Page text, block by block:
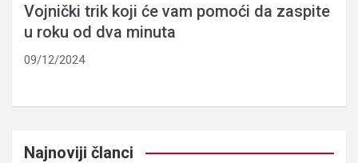
Vojnički trik koji će vam pomoći da zaspite
u roku od dva minuta
09/12/2024
Najnoviji članci